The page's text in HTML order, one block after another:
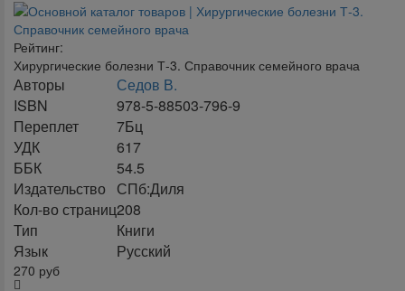
Рейтинг:
Хирургические болезни Т-3. Справочник семейного врача
Авторы
Седов В.
ISBN
978-5-88503-796-9
Переплет
7Бц
УДК
617
ББК
54.5
Издательство
СПб:Диля
Кол-во страниц208
Тип
Книги
Язык
Русский
270 руб